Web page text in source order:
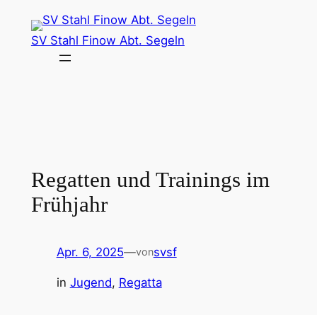
Inhalt
SV Stahl Finow Abt. Segeln
Regatten und Trainings im
Frühjahr
Apr. 6, 2025—vonsvsf
in Jugend, Regatta